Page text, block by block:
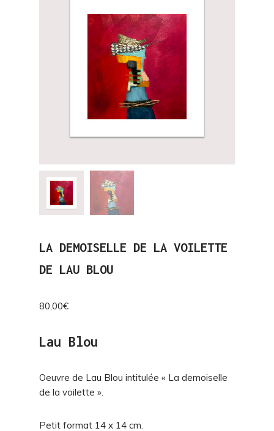
LA DEMOISELLE DE LA VOILETTE
DE LAU BLOU
80,00€
Lau Blou
Oeuvre de Lau Blou intitulée « La demoiselle
de la voilette ».
Petit format 14 x 14 cm.